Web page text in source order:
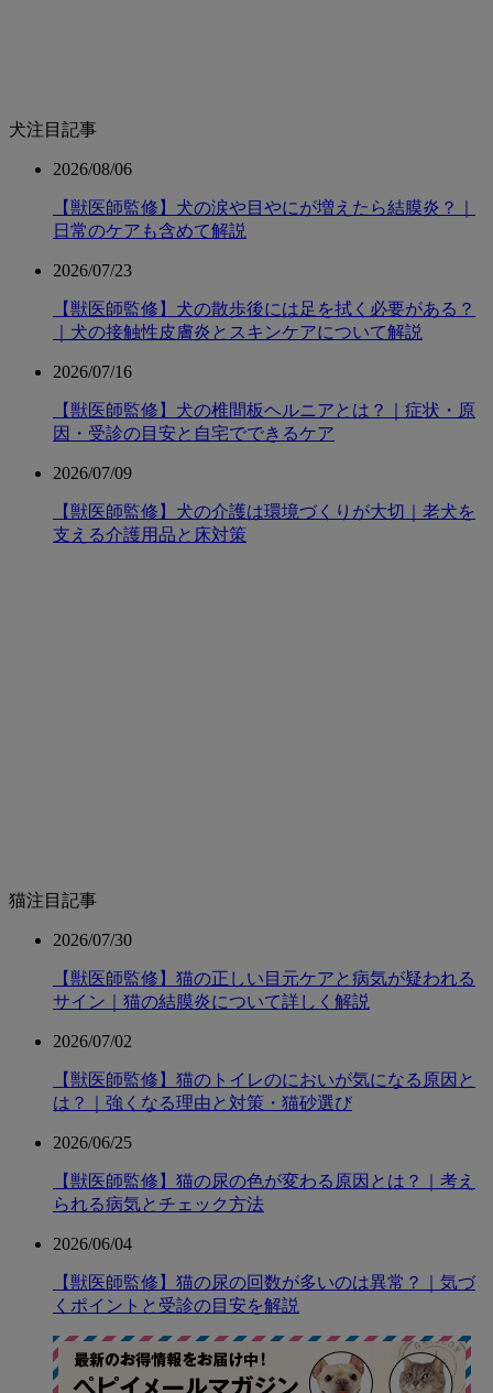
犬注目記事
2026/08/06
【獣医師監修】犬の涙や目やにが増えたら結膜炎？｜
日常のケアも含めて解説
2026/07/23
【獣医師監修】犬の散歩後には足を拭く必要がある？
｜犬の接触性皮膚炎とスキンケアについて解説
2026/07/16
【獣医師監修】犬の椎間板ヘルニアとは？｜症状・原
因・受診の目安と自宅でできるケア
2026/07/09
【獣医師監修】犬の介護は環境づくりが大切｜老犬を
支える介護用品と床対策
猫注目記事
2026/07/30
【獣医師監修】猫の正しい目元ケアと病気が疑われる
サイン｜猫の結膜炎について詳しく解説
2026/07/02
【獣医師監修】猫のトイレのにおいが気になる原因と
は？｜強くなる理由と対策・猫砂選び
2026/06/25
【獣医師監修】猫の尿の色が変わる原因とは？｜考え
られる病気とチェック方法
2026/06/04
【獣医師監修】猫の尿の回数が多いのは異常？｜気づ
くポイントと受診の目安を解説